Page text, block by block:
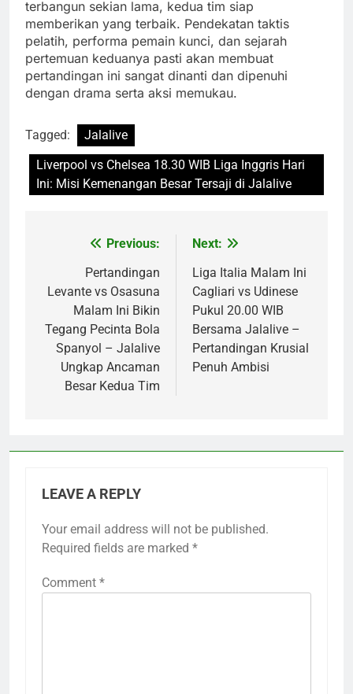
terbangun sekian lama, kedua tim siap
memberikan yang terbaik. Pendekatan taktis
pelatih, performa pemain kunci, dan sejarah
pertemuan keduanya pasti akan membuat
pertandingan ini sangat dinanti dan dipenuhi
dengan drama serta aksi memukau.
Tagged:
Jalalive
Liverpool vs Chelsea 18.30 WIB Liga Inggris Hari
Ini: Misi Kemenangan Besar Tersaji di Jalalive
navigation
Previous:
Pertandingan
Levante vs Osasuna
Malam Ini Bikin
Tegang Pecinta Bola
Spanyol – Jalalive
Ungkap Ancaman
Besar Kedua Tim
Next:
Liga Italia Malam Ini
Cagliari vs Udinese
Pukul 20.00 WIB
Bersama Jalalive –
Pertandingan Krusial
Penuh Ambisi
LEAVE A REPLY
Your email address will not be published.
Required fields are marked *
Comment *